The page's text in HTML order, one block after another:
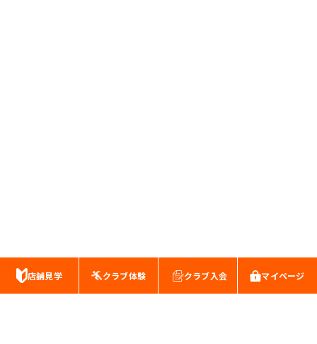
店舗見学 クラブ体験 クラブ入会 マイページ